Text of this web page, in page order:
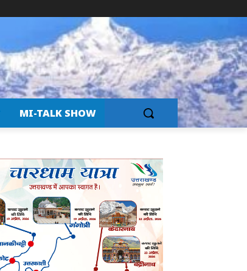
MI-TALK SHOW